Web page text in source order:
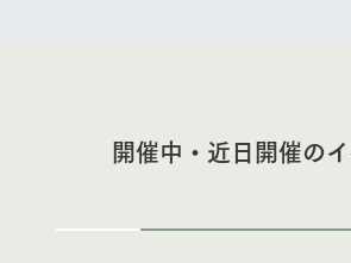
開催中・近日開催の